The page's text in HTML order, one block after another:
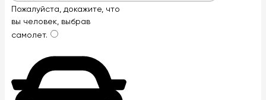
Оставьте
это
поле
Пожалуйста, докажите, что
вы человек, выбрав
самолет.